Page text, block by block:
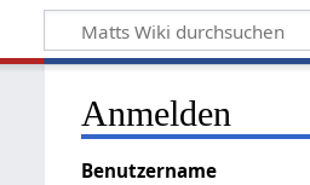
Anmelden
Benutzername